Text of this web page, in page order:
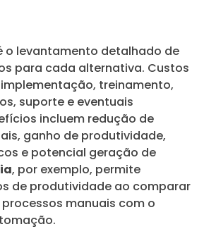
o levantamento detalhado de
para cada alternativa. Custos
treinamento,
suporte e eventuais
incluem redução de
ganho de produtividade,
e potencial geração de
, por exemplo, permite
de produtividade ao comparar
manuais com o